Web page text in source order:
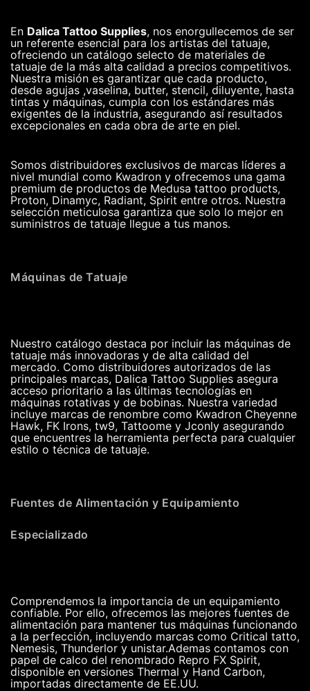
En Dalica Tattoo Supplies, nos enorgullecemos de ser
un referente esencial para los artistas del tatuaje,
ofreciendo un catálogo selecto de materiales de
tatuaje de la más alta calidad a precios competitivos.
Nuestra misión es garantizar que cada producto,
desde agujas ,vaselina, butter, stencil, diluyente, hasta
tintas y máquinas, cumpla con los estándares más
exigentes de la industria, asegurando así resultados
excepcionales en cada obra de arte en piel.
Somos distribuidores exclusivos de marcas líderes a
nivel mundial como Kwadron y ofrecemos una gama
premium de productos de Medusa tattoo products,
Proton, Dinamyc, Radiant, Spirit entre otros. Nuestra
selección meticulosa garantiza que solo lo mejor en
suministros de tatuaje llegue a tus manos.
Máquinas de Tatuaje
Nuestro catálogo destaca por incluir las máquinas de
tatuaje más innovadoras y de alta calidad del
mercado. Como distribuidores autorizados de las
principales marcas, Dalica Tattoo Supplies asegura
acceso prioritario a las últimas tecnologías en
máquinas rotativas y de bobinas. Nuestra variedad
incluye marcas de renombre como Kwadron Cheyenne
Hawk, FK Irons, tw9, Tattoome y Jconly asegurando
que encuentres la herramienta perfecta para cualquier
estilo o técnica de tatuaje.
Fuentes de Alimentación y Equipamiento
Especializado
Comprendemos la importancia de un equipamiento
confiable. Por ello, ofrecemos las mejores fuentes de
alimentación para mantener tus máquinas funcionando
a la perfección, incluyendo marcas como Critical tatto,
Nemesis, Thunderlor y unistar.Ademas contamos con
papel de calco del renombrado Repro FX Spirit,
disponible en versiones Thermal y Hand Carbon,
importadas directamente de EE.UU.